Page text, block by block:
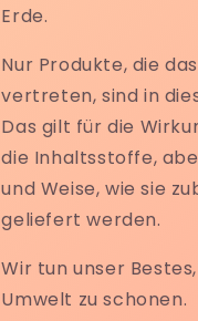
Erde.
Nur Produkte, die
vertreten, sind in
Das gilt für die
die Inhaltsstoffe,
und Weise, wie sie
geliefert werden.
Wir tun unser
Umwelt zu schonen.